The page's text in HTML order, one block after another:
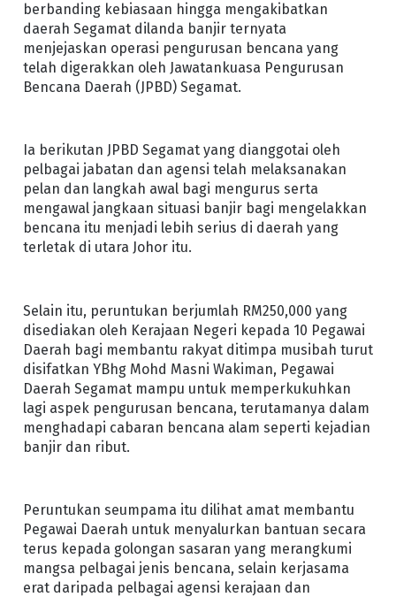
berbanding kebiasaan hingga mengakibatkan
daerah Segamat dilanda banjir ternyata
menjejaskan operasi pengurusan bencana yang
telah digerakkan oleh Jawatankuasa Pengurusan
Bencana Daerah (JPBD) Segamat.
Ia berikutan JPBD Segamat yang dianggotai oleh
pelbagai jabatan dan agensi telah melaksanakan
pelan dan langkah awal bagi mengurus serta
mengawal jangkaan situasi banjir bagi mengelakkan
bencana itu menjadi lebih serius di daerah yang
terletak di utara Johor itu.
Selain itu, peruntukan berjumlah RM250,000 yang
disediakan oleh Kerajaan Negeri kepada 10 Pegawai
Daerah bagi membantu rakyat ditimpa musibah turut
disifatkan YBhg Mohd Masni Wakiman, Pegawai
Daerah Segamat mampu untuk memperkukuhkan
lagi aspek pengurusan bencana, terutamanya dalam
menghadapi cabaran bencana alam seperti kejadian
banjir dan ribut.
Peruntukan seumpama itu dilihat amat membantu
Pegawai Daerah untuk menyalurkan bantuan secara
terus kepada golongan sasaran yang merangkumi
mangsa pelbagai jenis bencana, selain kerjasama
erat daripada pelbagai agensi kerajaan dan